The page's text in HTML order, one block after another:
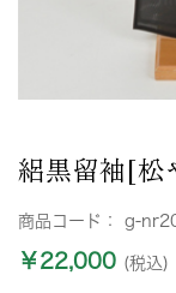
絽黒留袖[松
商品コード： g-
￥22,000 (税込)